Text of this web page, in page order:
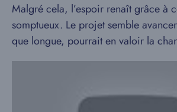
Malgré cela, l’espoir renaît grâce à
somptueux. Le projet semble
que longue, pourrait en valoir la